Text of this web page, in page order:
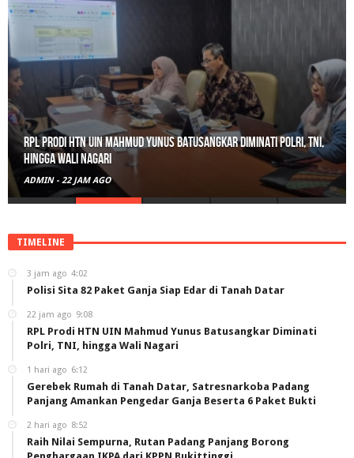
RPL Prodi HTN UIN Mahmud Yunus Batusangkar Diminati Polri, TNI,
hingga Wali Nagari
ADMIN - 22 JAM AGO
TIMELINE
3 jam ago 4:02
Polisi Sita 82 Paket Ganja Siap Edar di Tanah Datar
22 jam ago 9:08
RPL Prodi HTN UIN Mahmud Yunus Batusangkar Diminati
Polri, TNI, hingga Wali Nagari
1 hari ago 6:12
Gerebek Rumah di Tanah Datar, Satresnarkoba Padang
Panjang Amankan Pengedar Ganja Beserta 6 Paket Bukti
2 hari ago 8:52
Raih Nilai Sempurna, Rutan Padang Panjang Borong